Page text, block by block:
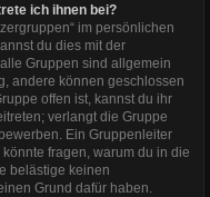
ich ihnen bei?
im persönlichen
du dies mit der
Gruppen sind allgemein
andere können geschlossen
offen ist, kannst du ihr
verlangt die Gruppe
Ein Gruppenleiter
fragen, warum du in die
belästige keinen
Grund dafür haben.